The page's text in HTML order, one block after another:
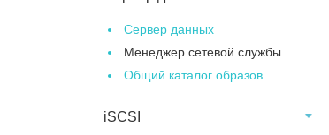
Сервер данных
Менеджер сетевой службы
Общий каталог образов
iSCSI